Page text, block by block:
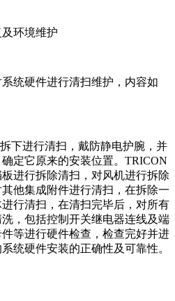
及环境维护
统硬件进行清扫维护，内容如
下进行清扫，戴防静电护腕，并
定它原来的安装位置。TRICON
进行拆除清扫，对风机进行拆除
他集成附件进行清扫，在拆除一
行清扫，在清扫完毕后，对所有
，包括控制开关继电器连线及端
等进行硬件检查，检查完好并进
统硬件安装的正确性及可靠性。